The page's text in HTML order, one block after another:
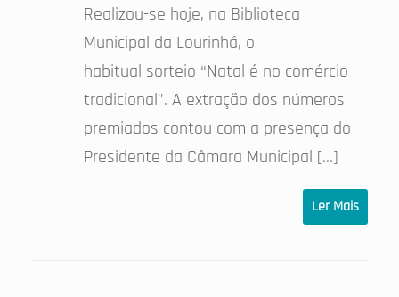
Realizou-se hoje, na Biblioteca
Municipal da Lourinhã, o
habitual sorteio “Natal é no comércio
tradicional”. A extração dos números
premiados contou com a presença do
Presidente da Câmara Municipal […]
Ler Mais